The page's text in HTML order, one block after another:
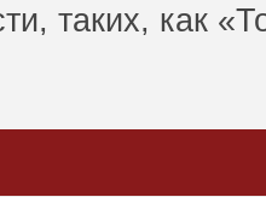
таких, как